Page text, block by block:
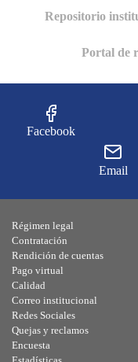
Repositorio
Portal de
Facebook
Email
Régimen legal
Contratación
Rendición de cuentas
Pago virtual
Calidad
Correo institucional
Redes Sociales
Quejas y reclamos
Encuesta